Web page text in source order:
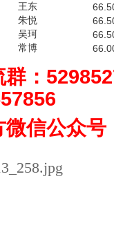
王东
朱悦
吴珂
常博
群：
微信公众号